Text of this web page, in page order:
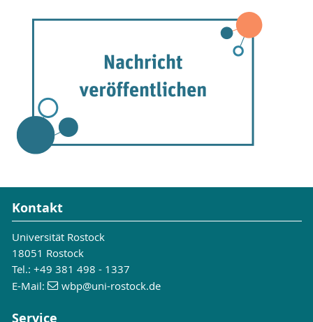
Kontakt
Universität Rostock
18051 Rostock
Tel.: +49 381 498 - 1337
E-Mail:
wbp@uni-rostock.de
Service